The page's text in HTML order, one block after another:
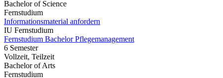
Bachelor of Science
Fernstudium
Informationsmaterial anfordern
IU Fernstudium
Fernstudium Bachelor Pflegemanagement
6 Semester
Vollzeit, Teilzeit
Bachelor of Arts
Fernstudium